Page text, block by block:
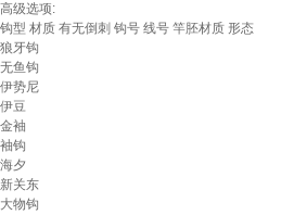
高级选项:
钩型 材质 有无倒刺 钩号 线号 竿胚材质 形态
狼牙钩
无鱼钩
伊势尼
伊豆
金袖
袖钩
海夕
新关东
大物钩